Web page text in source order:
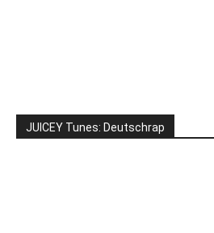
JUICEY Tunes: Deutschrap